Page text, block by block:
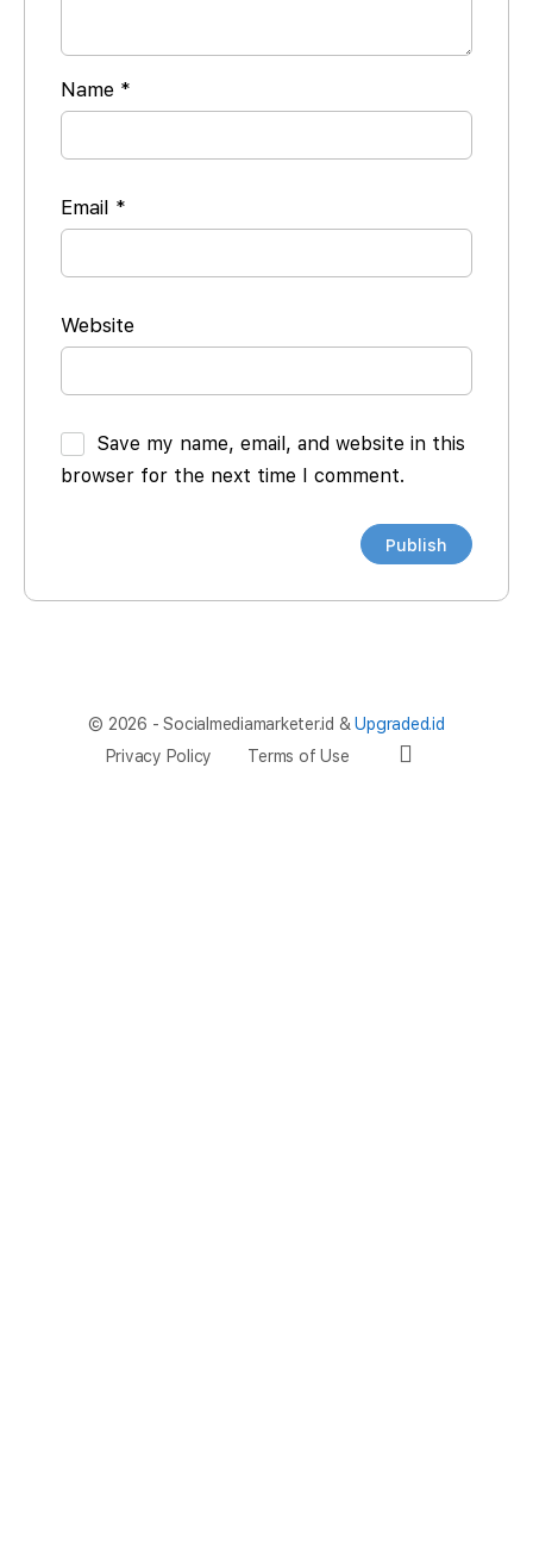
Name *
Email *
Website
Save my name, email, and website in this
browser for the next time I comment.
© 2026 - Socialmediamarketer.id &Upgraded.id
Privacy Policy
Terms of Use